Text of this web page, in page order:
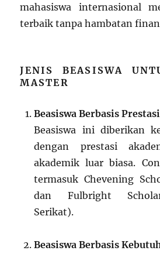
mahasiswa internasional
terbaik tanpa hambatan
JENIS BEASISWA
MASTER
Beasiswa Berbasis Prestasi
Beasiswa ini diberikan
dengan prestasi
akademik luar biasa.
termasuk Chevening
dan Fulbright
Serikat).
Beasiswa Berbasis